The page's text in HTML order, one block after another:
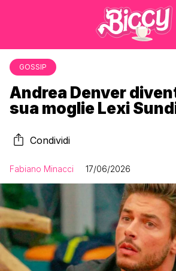
GOSSIP
Andrea Denver
sua moglie Lexi
Condividi
Fabiano Minacci 17/06/2026